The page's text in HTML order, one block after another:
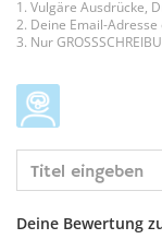
Vulgäre Ausdrücke,
Deine Email-
Nur
Deine Bewertung